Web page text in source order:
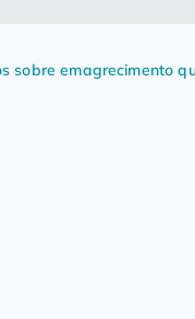
sobre emagrecimento